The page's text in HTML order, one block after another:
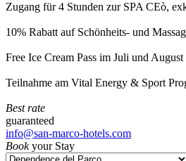
Zugang für 4 Stunden zur SPA CEò,
10% Rabatt auf Schönheits- und
Free Ice Cream Pass im Juli und
Teilnahme am Vital Energy & Sport
Best rate
guaranteed
info@san-marco-hotels.com
Bookyour Stay